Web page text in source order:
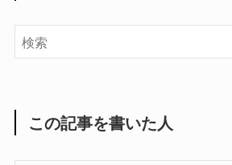
この記事を書いた人